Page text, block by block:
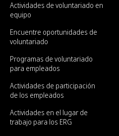
Actividades de voluntariado en
equipo
Encuentre oportunidades de
voluntariado
Programas de voluntariado
para empleados
Actividades de participación
de los empleados
Actividades en el lugar de
trabajo para los ERG